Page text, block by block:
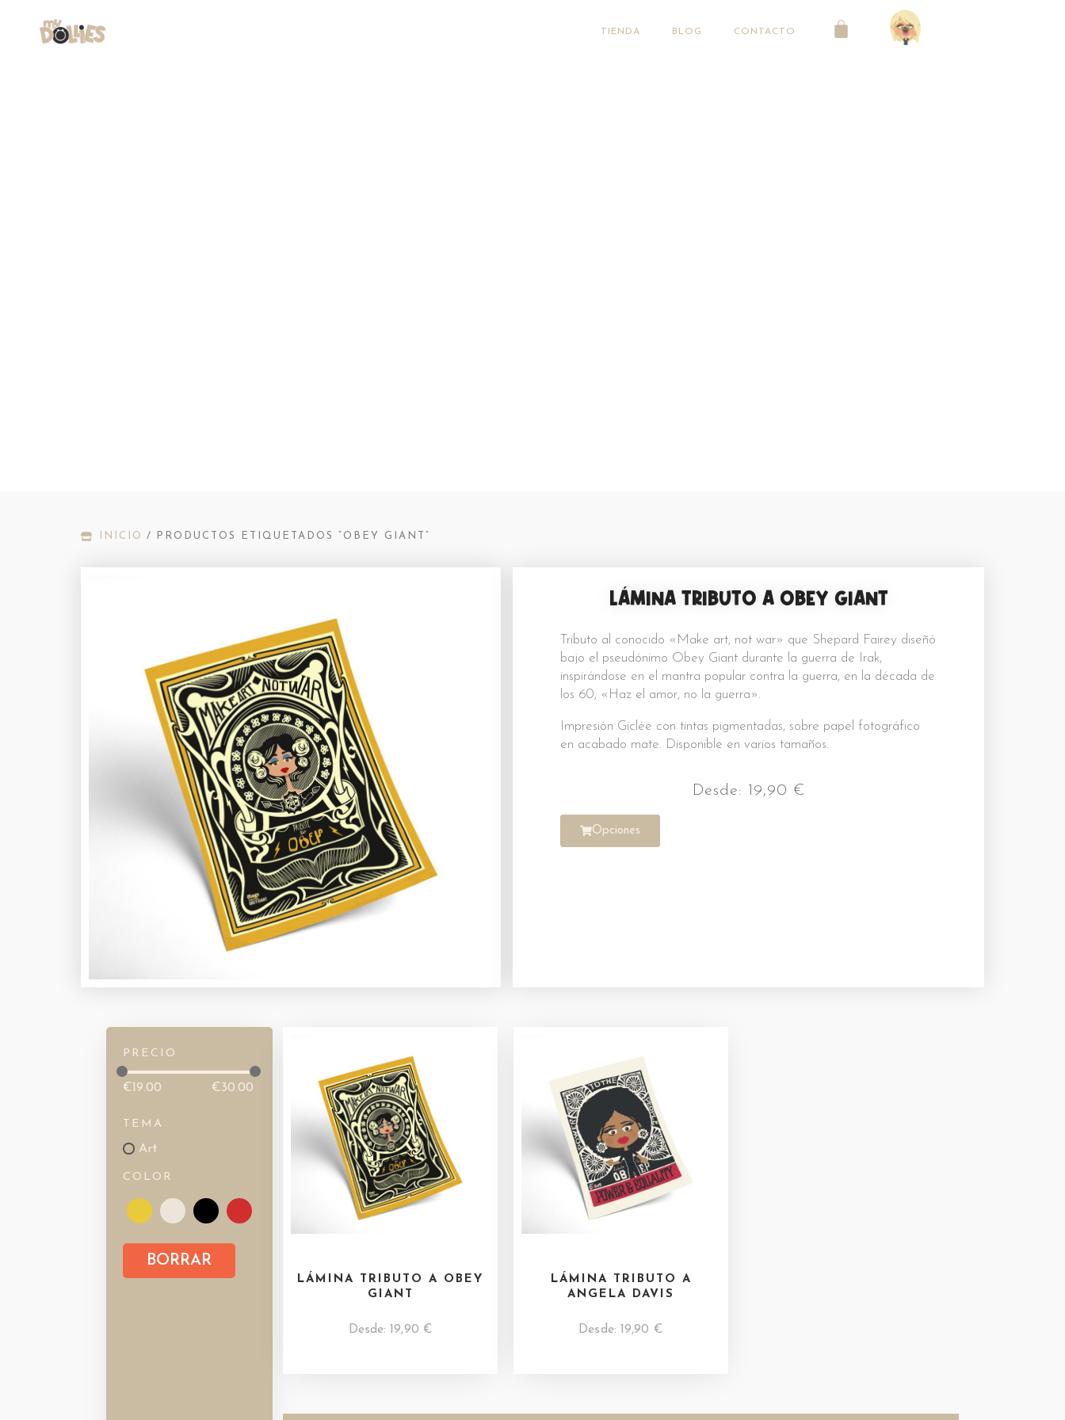
TIENDA BLOG CONTACTO
INICIO / PRODUCTOS ETIQUETADOS “OBEY GIANT”
LÁMINA TRIBUTO A OBEY GIANT
Tributo al conocido «Make art, not war» que Shepard Fairey diseñó
bajo el pseudónimo Obey Giant durante la guerra de Irak,
inspirándose en el mantra popular contra la guerra, en la década de
los 60, «Haz el amor, no la guerra».
Impresión Giclée con tintas pigmentadas, sobre papel fotográfico
en acabado mate. Disponible en varios tamaños.
Desde: 19,90 €
Opciones
PRECIO
€19.00 €30.00
TEMA
Art
COLOR
BORRAR
LÁMINA TRIBUTO A OBEY
GIANT
Desde: 19,90 €
LÁMINA TRIBUTO A
ANGELA DAVIS
Desde: 19,90 €